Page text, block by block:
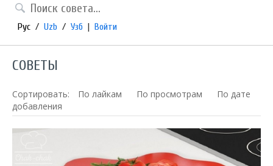
Рус / Uzb / Узб | Войти
СОВЕТЫ
Сортировать: По лайкам По просмотрам
По дате
добавления